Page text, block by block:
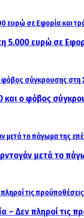
5.000 ευρώ σε
και ο φόβος
μετά το
– Δεν πληροί τις